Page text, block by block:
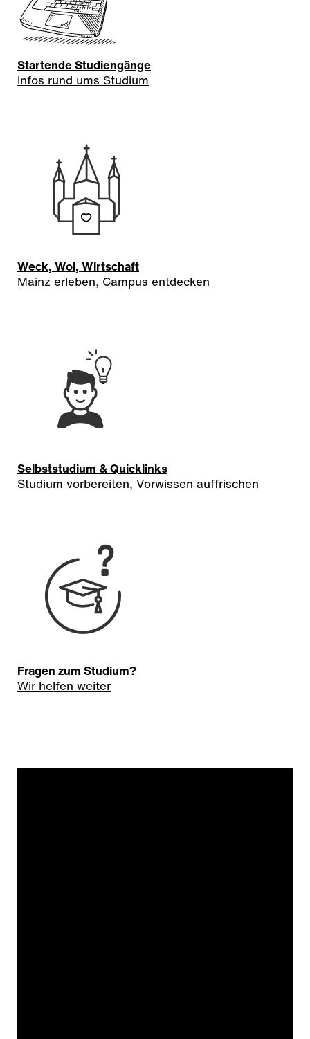
Startende Studiengänge
Infos rund ums Studium
Weck, Woi, Wirtschaft
Mainz erleben, Campus entdecken
Selbststudium & Quicklinks
Studium vorbereiten, Vorwissen auffrischen
Fragen zum Studium?
Wir helfen weiter